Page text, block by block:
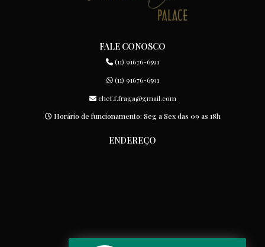
FALE CONOSCO
(11) 91676-6591
(11) 91676-6591
chef.f.fraga@gmail.com
Horário de funcionamento: Seg a Sex das 09 as 18h
ENDEREÇO